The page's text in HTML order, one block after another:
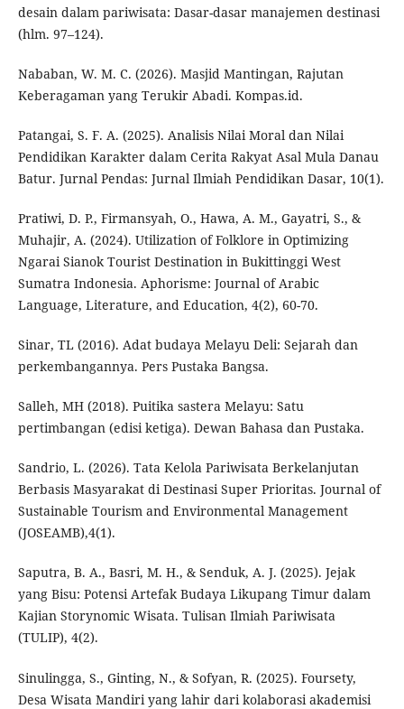
desain dalam pariwisata: Dasar-dasar manajemen destinasi
(hlm. 97–124).
Nababan, W. M. C. (2026). Masjid Mantingan, Rajutan
Keberagaman yang Terukir Abadi. Kompas.id.
Patangai, S. F. A. (2025). Analisis Nilai Moral dan Nilai
Pendidikan Karakter dalam Cerita Rakyat Asal Mula Danau
Batur. Jurnal Pendas: Jurnal Ilmiah Pendidikan Dasar, 10(1).
Pratiwi, D. P., Firmansyah, O., Hawa, A. M., Gayatri, S., &
Muhajir, A. (2024). Utilization of Folklore in Optimizing
Ngarai Sianok Tourist Destination in Bukittinggi West
Sumatra Indonesia. Aphorisme: Journal of Arabic
Language, Literature, and Education, 4(2), 60-70.
Sinar, TL (2016). Adat budaya Melayu Deli: Sejarah dan
perkembangannya. Pers Pustaka Bangsa.
Salleh, MH (2018). Puitika sastera Melayu: Satu
pertimbangan (edisi ketiga). Dewan Bahasa dan Pustaka.
Sandrio, L. (2026). Tata Kelola Pariwisata Berkelanjutan
Berbasis Masyarakat di Destinasi Super Prioritas. Journal of
Sustainable Tourism and Environmental Management
(JOSEAMB),4(1).
Saputra, B. A., Basri, M. H., & Senduk, A. J. (2025). Jejak
yang Bisu: Potensi Artefak Budaya Likupang Timur dalam
Kajian Storynomic Wisata. Tulisan Ilmiah Pariwisata
(TULIP), 4(2).
Sinulingga, S., Ginting, N., & Sofyan, R. (2025). Foursety,
Desa Wisata Mandiri yang lahir dari kolaborasi akademisi